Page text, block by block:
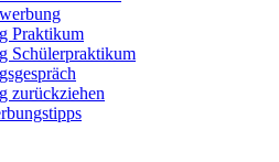
Praktikum
Schülerpraktikum
zurückziehen